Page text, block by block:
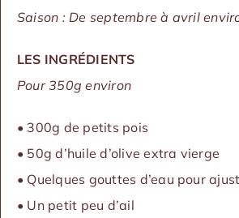
Saison : De septembre à avril
LES INGRÉDIENTS
Pour 350g environ
• 300g de petits pois
• 50g d’huile d’olive extra vierge
• Quelques gouttes d’eau pour
• Un petit peu d’ail